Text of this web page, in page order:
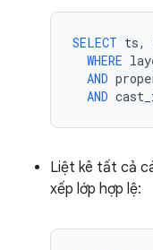
SELECT ts,
WHERE
AND
AND
Liệt kê tất cả
xếp lớp hợp lệ: